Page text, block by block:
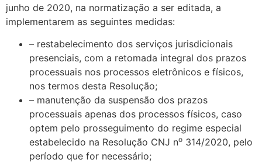
junho de 2020, na normatização a ser editada, a
implementarem as seguintes medidas:
– restabelecimento dos serviços jurisdicionais
presenciais, com a retomada integral dos prazos
processuais nos processos eletrônicos e físicos,
nos termos desta Resolução;
– manutenção da suspensão dos prazos
processuais apenas dos processos físicos, caso
optem pelo prosseguimento do regime especial
estabelecido na Resolução CNJ no 314/2020, pelo
período que for necessário;